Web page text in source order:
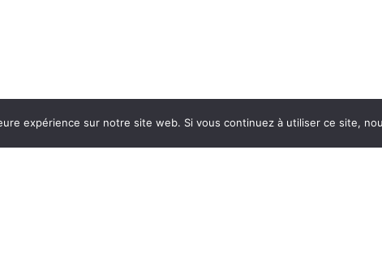
expérience sur notre site web. Si vous continuez à utiliser ce site,